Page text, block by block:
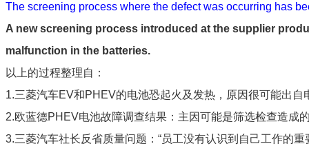
The screening process where the defect was occurring has
A new screening process introduced at the supplier
malfunction in the batteries.
以上的过程整理自：
1.三菱汽车EV和PHEV的电池恐起火及发热，原因很可能出自
2.欧蓝德PHEV电池故障调查结果：主因可能是筛选检查造成
3.三菱汽车社长反省质量问题：“员工没有认识到自己工作的重